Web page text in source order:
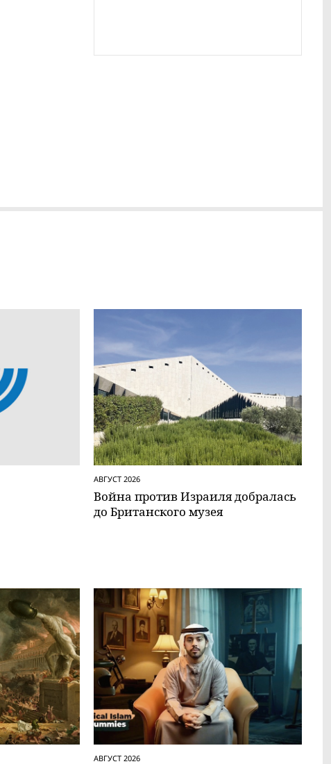
АВГУСТ 2026
Вой­на против Израиля добралась
до Британского музея
АВГУСТ 2026